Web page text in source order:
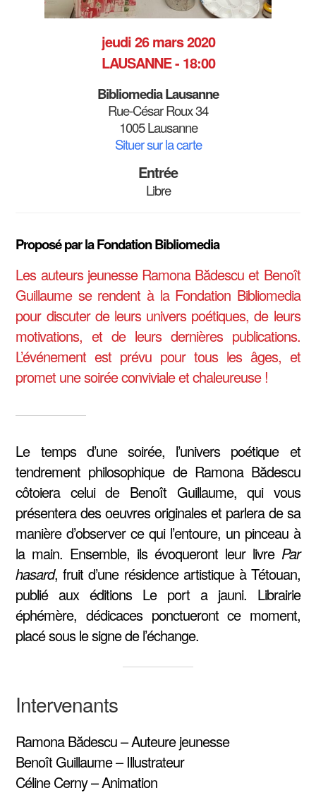
jeudi 26 mars 2020
LAUSANNE - 18:00
Bibliomedia Lausanne
Rue-César Roux 34
1005 Lausanne
Situer sur la carte
Entrée
Libre
Proposé par la Fondation Bibliomedia
Les auteurs jeunesse Ramona Bădescu et Benoît
Guillaume se rendent à la Fondation Bibliomedia
pour discuter de leurs univers poétiques, de leurs
motivations, et de leurs dernières publications.
L’événement est prévu pour tous les âges, et
promet une soirée conviviale et chaleureuse !
Le temps d’une soirée, l’univers poétique et
tendrement philosophique de Ramona Bădescu
côtoiera celui de Benoît Guillaume, qui vous
présentera des oeuvres originales et parlera de sa
manière d’observer ce qui l’entoure, un pinceau à
la main. Ensemble, ils évoqueront leur livre Par
hasard, fruit d’une résidence artistique à Tétouan,
publié aux éditions Le port a jauni. Librairie
éphémère, dédicaces ponctueront ce moment,
placé sous le signe de l’échange.
Intervenants
Ramona Bădescu – Auteure jeunesse
Benoît Guillaume – Illustrateur
Céline Cerny – Animation